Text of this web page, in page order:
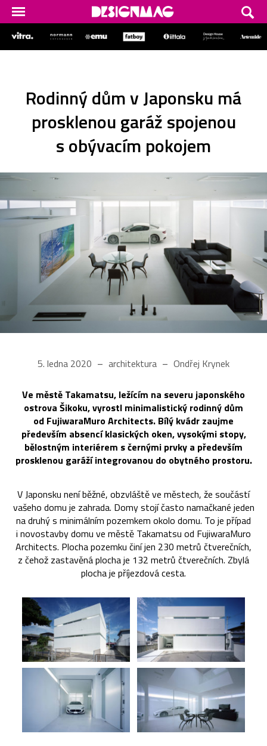
Rodinný dům v Japonsku má
prosklenou garáž spojenou
s obývacím pokojem
5. ledna 2020 architektura Ondřej Krynek
Ve městě Takamatsu, ležícím na severu japonského
ostrova Šikoku, vyrostl minimalistický rodinný dům
od FujiwaraMuro Architects. Bílý kvádr zaujme
především absencí klasických oken, vysokými stopy,
bělostným interiérem s černými prvky a především
prosklenou garáží integrovanou do obytného prostoru.
V Japonsku není běžné, obzvláště ve městech, že součástí
vašeho domu je zahrada. Domy stojí často namačkané jeden
na druhý s minimálním pozemkem okolo domu. To je případ
i novostavby domu ve městě Takamatsu od FujiwaraMuro
Architects. Plocha pozemku činí jen 230 metrů čtverečních,
z čehož zastavěná plocha je 132 metrů čtverečních. Zbylá
plocha je příjezdová cesta.